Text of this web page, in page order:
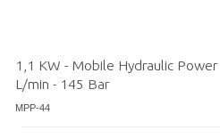
1,1 KW - Mobile Hydraulic
L/min - 145 Bar
MPP-44